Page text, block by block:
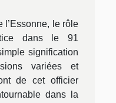
l’Essonne, le rôle
dans le 91
signification
variées et
de cet officier
dans la